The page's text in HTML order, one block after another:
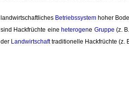
landwirtschaftliches Betriebssystem hoher
sind Hackfrüchte eine heterogene Gruppe (z.
der Landwirtschafttraditionelle Hackfrüchte (z.